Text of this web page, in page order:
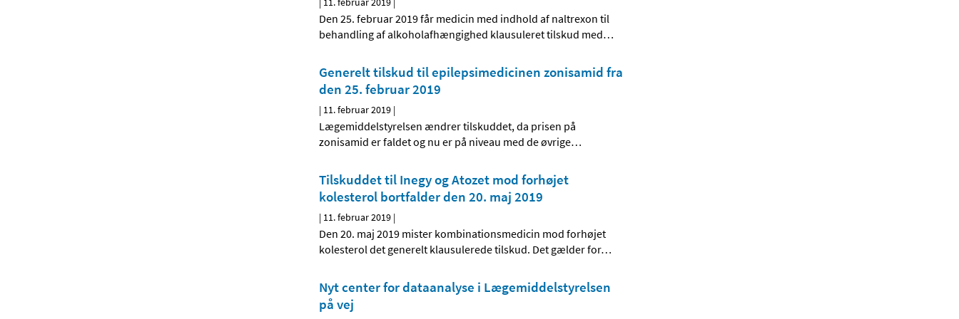
Den 25. februar 2019 får medicin med indhold af naltrexon til
behandling af alkoholafhængighed klausuleret tilskud med…
Generelt tilskud til epilepsimedicinen zonisamid fra
den 25. februar 2019
| 11. februar 2019 |
Lægemiddelstyrelsen ændrer tilskuddet, da prisen på
zonisamid er faldet og nu er på niveau med de øvrige…
Tilskuddet til Inegy og Atozet mod forhøjet
kolesterol bortfalder den 20. maj 2019
| 11. februar 2019 |
Den 20. maj 2019 mister kombinationsmedicin mod forhøjet
kolesterol det generelt klausulerede tilskud. Det gælder for…
Nyt center for dataanalyse i Lægemiddelstyrelsen
på vej